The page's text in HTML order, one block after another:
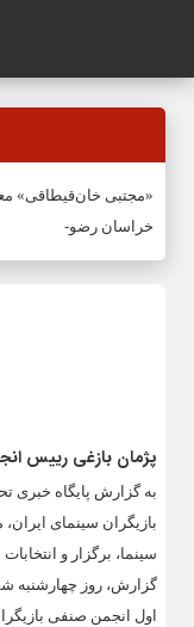
«مجتبی خان‌قیطاقی»
خراسان رضوی شد
پژمان بازغی رییس
به گزارش پایگاه خبری
بازیگران سینمای
سینما، برگزار و
اول انجمن صنفی